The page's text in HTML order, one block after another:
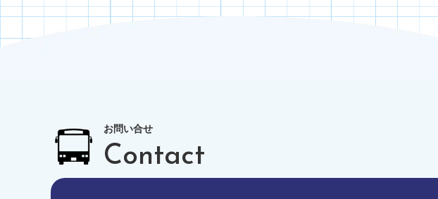
お問い合せ
Contact